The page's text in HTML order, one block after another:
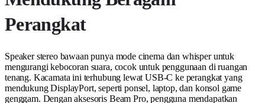
Perangkat
Speaker stereo bawaan punya mode cinema dan whisper untuk
mengurangi kebocoran suara, cocok untuk penggunaan di ruangan
tenang. Kacamata ini terhubung lewat USB-C ke perangkat yang
mendukung DisplayPort, seperti ponsel, laptop, dan konsol game
genggam. Dengan aksesoris Beam Pro, pengguna mendapatkan